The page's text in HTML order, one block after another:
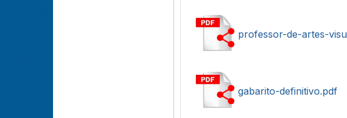
professor-de-artes-
gabarito-definitivo.pdf